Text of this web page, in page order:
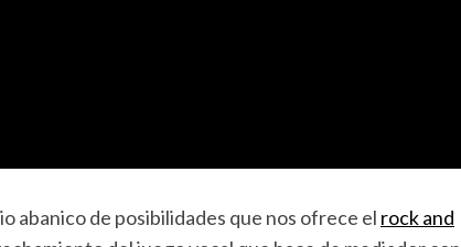
abanico de posibilidades que nos ofrece el rock and